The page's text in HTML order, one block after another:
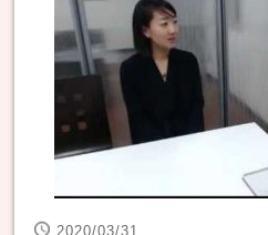
2020/03/31